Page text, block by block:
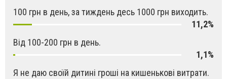
100 грн в день, за тиждень десь 1000 грн виходить.
11,2%
Від 100-200 грн в день.
1,1%
Я не даю своїй дитині гроші на кишенькові витрати.